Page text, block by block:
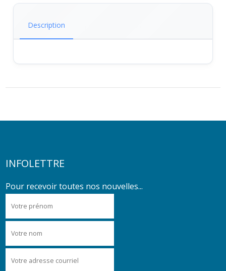
Description
INFOLETTRE
Pour recevoir toutes nos nouvelles...